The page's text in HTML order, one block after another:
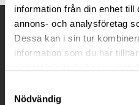
information från din enhet till
annons- och analysföretag
Dessa kan i sin tur
information som du har
Nödvändig